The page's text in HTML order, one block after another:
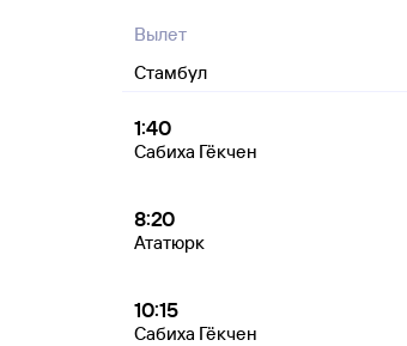
Вылет
Стамбул
1:40
Сабиха Гёкчен
8:20
Ататюрк
10:15
Сабиха Гёкчен